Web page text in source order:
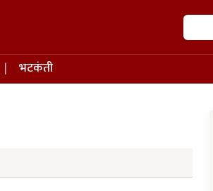
शोध
भटकंती